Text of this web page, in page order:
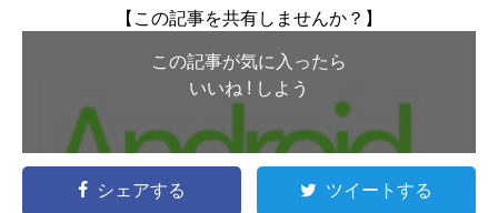
【この記事を共有しませんか？】
この記事が気に入ったら
いいね ! しよう
シェアする ツイートする